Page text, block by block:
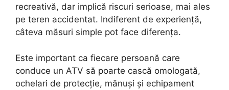
recreativă, dar implică riscuri serioase, mai ales
pe teren accidentat. Indiferent de experiență,
câteva măsuri simple pot face diferența.
Este important ca fiecare persoană care
conduce un ATV să poarte cască omologată,
ochelari de protecție, mănuși și echipament